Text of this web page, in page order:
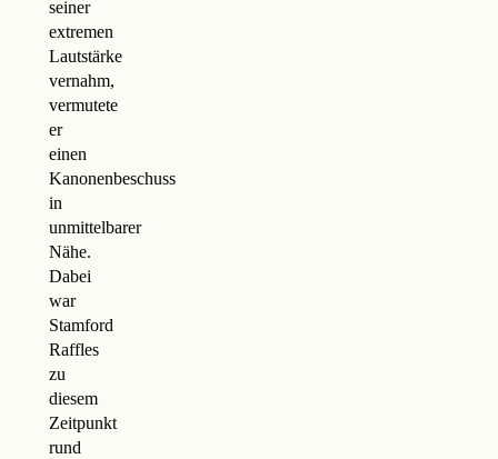
seiner
extremen
Lautstärke
vernahm,
vermutete
er
einen
Kanonenbeschuss
in
unmittelbarer
Nähe.
Dabei
war
Stamford
Raffles
zu
diesem
Zeitpunkt
rund